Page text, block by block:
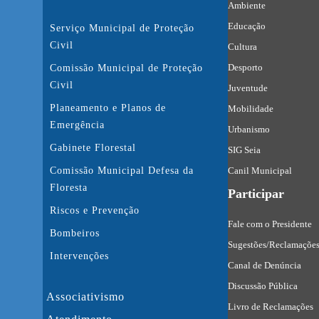
Serviço Municipal de Proteção
Civil
Comissão Municipal de Proteção
Civil
Planeamento e Planos de
Emergência
Gabinete Florestal
Comissão Municipal Defesa da
Floresta
Riscos e Prevenção
Bombeiros
Intervenções
Associativismo
Ambiente
Educação
Cultura
Desporto
Juventude
Mobilidade
Urbanismo
SIG Seia
Canil Municipal
Participar
Fale com o Presidente
Sugestões/Reclamações
Canal de Denúncia
Discussão Pública
Livro de Reclamações